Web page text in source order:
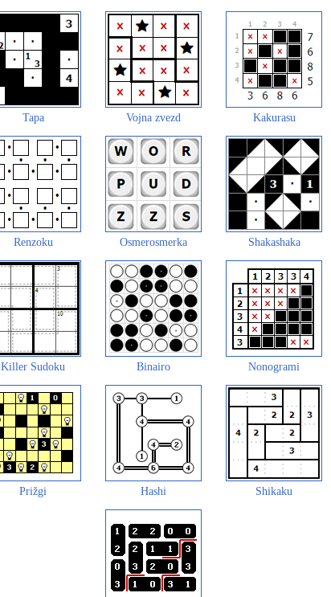
Tapa Vojna zvezd Kakurasu
Renzoku Osmerosmerka Shakashaka
Killer Sudoku Binairo Nonogrami
Prižgi Hashi Shikaku